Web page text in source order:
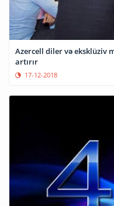
Azercell diler və eksklüziv
artırır
17-12-2018